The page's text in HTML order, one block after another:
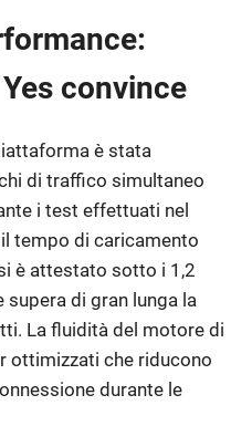
convince
è stata
di traffico simultaneo
i test effettuati nel
tempo di caricamento
è attestato sotto i 1,2
di gran lunga la
La fluidità del motore di
ottimizzati che riducono
durante le